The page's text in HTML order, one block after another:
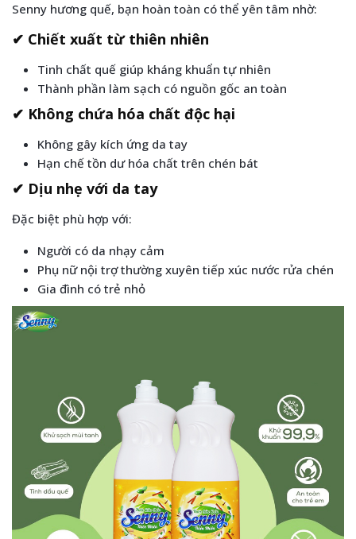
Senny hương quế, bạn hoàn toàn có thể yên tâm nhờ:
✔ Chiết xuất từ thiên nhiên
Tinh chất quế giúp kháng khuẩn tự nhiên
Thành phần làm sạch có nguồn gốc an toàn
✔ Không chứa hóa chất độc hại
Không gây kích ứng da tay
Hạn chế tồn dư hóa chất trên chén bát
✔ Dịu nhẹ với da tay
Đặc biệt phù hợp với:
Người có da nhạy cảm
Phụ nữ nội trợ thường xuyên tiếp xúc nước rửa chén
Gia đình có trẻ nhỏ